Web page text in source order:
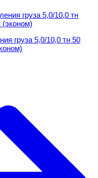
груза 5,0/10,0 тн 50 мм
груза 5,0/10,0 тн 50